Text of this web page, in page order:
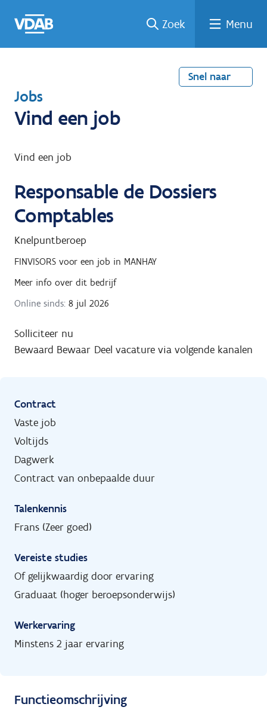
naar
een
een
job
naar
Zoek Menu
Snel naar
T
e
u
n
a
r
Jobs
Vind een job
Vind een job
Responsable de Dossiers
Comptables
Knelpuntberoep
FINVISORS voor een job in MANHAY
Meer info over dit bedrijf
Online sinds: 8 jul 2026
Solliciteer nu
Bewaard Bewaar Deel vacature via volgende kanalen
Contract
Vaste job
Voltijds
Dagwerk
Contract van onbepaalde duur
Talenkennis
Frans (Zeer goed)
Vereiste studies
Of gelijkwaardig door ervaring
Graduaat (hoger beroepsonderwijs)
Werkervaring
Minstens 2 jaar ervaring
Functieomschrijving